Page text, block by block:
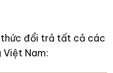
thức đổi trả tất cả các
Việt Nam: